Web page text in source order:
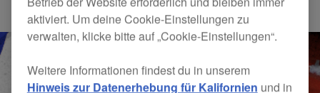
SPEZIFIKATIONEN
DJM-909
aktiviert. Um deine Cookie-Einstellungen zu
verwalten, klicke bitte auf „Cookie-Einstellungen“.
Weitere Informationen findest du in unserem
Hinweis zur Datenerhebung für Kalifornien und in